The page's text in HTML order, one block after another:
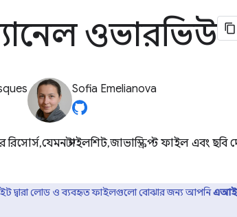
ওভারভিউ
Sofia Emelianova
যেমন স্টাইলশিট, জাভাস্ক্রিপ্ট ফাইল এবং
দ্বারা লোড ও ব্যবহৃত ফাইলগুলো বোঝার জন্য আপনিএআই